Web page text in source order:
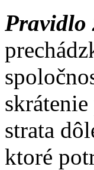
Pravidlo
strata
ktoré